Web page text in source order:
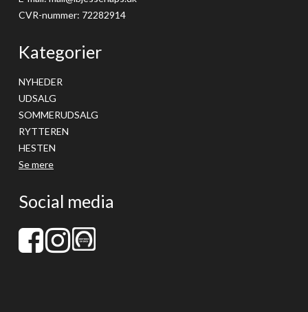
CVR-nummer: 72282914
Kategorier
NYHEDER
UDSALG
SOMMERUDSALG
RYTTEREN
HESTEN
Se mere
Social media